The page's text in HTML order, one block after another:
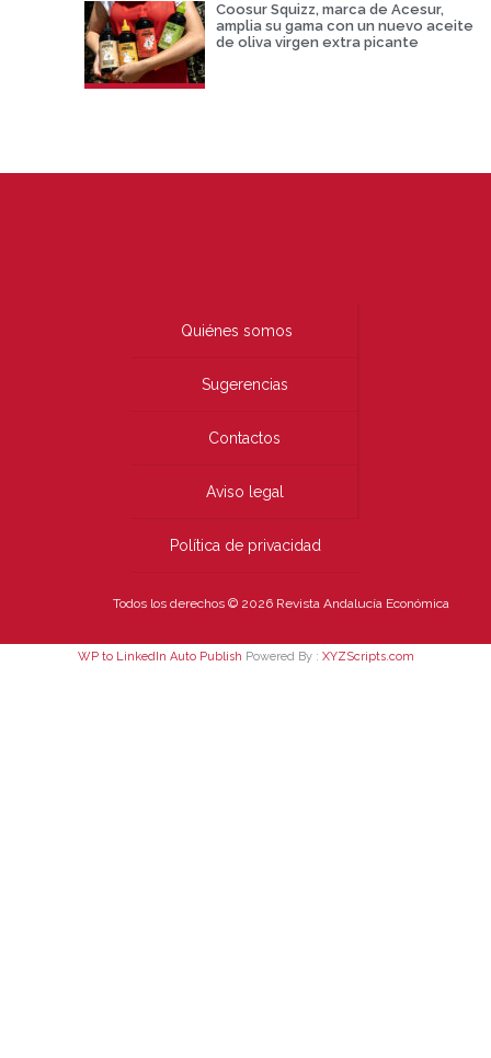
Coosur Squizz, marca de Acesur,
amplia su gama con un nuevo aceite
de oliva virgen extra picante
Quiénes somos
Sugerencias
Contactos
Aviso legal
Política de privacidad
Todos los derechos © 2026 Revista Andalucía Económica
WP to LinkedIn Auto Publish Powered By : XYZScripts.com